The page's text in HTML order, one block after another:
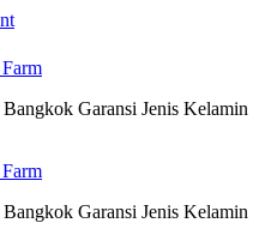
Bangkok Garansi Jenis
Bangkok Garansi Jenis